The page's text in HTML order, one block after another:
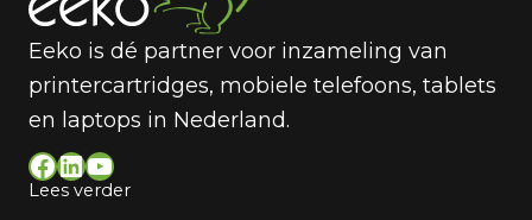
Eeko is dé partner voor inzameling van
printercartridges, mobiele telefoons, tablets
en laptops in Nederland.
Facebook LinkedIn YouTube
Lees verder